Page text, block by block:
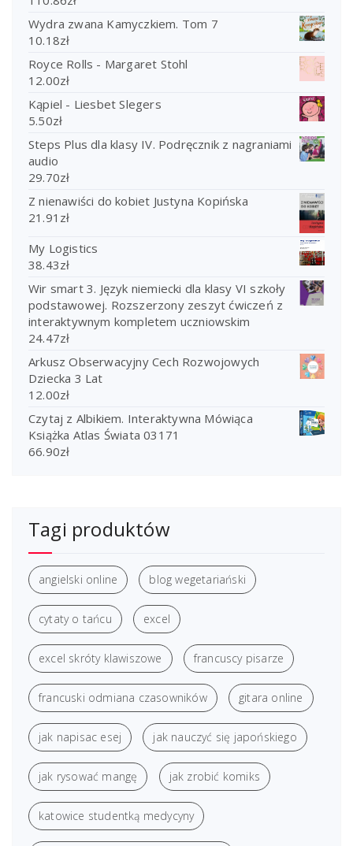
Wydra zwana Kamyczkiem. Tom 7
10.18zł
Royce Rolls - Margaret Stohl
12.00zł
Kąpiel - Liesbet Slegers
5.50zł
Steps Plus dla klasy IV. Podręcznik z nagraniami
audio
29.70zł
Z nienawiści do kobiet Justyna Kopińska
21.91 zł
My Logistics
38.43zł
Wir smart 3. Język niemiecki dla klasy VI szkoły
podstawowej. Rozszerzony zeszyt ćwiczeń z
interaktywnym kompletem uczniowskim
24.47zł
Arkusz Obserwacyjny Cech Rozwojowych
Dziecka 3 Lat
12.00zł
Czytaj z Albikiem. Interaktywna Mówiąca
Książka Atlas Świata 03171
66.90zł
Tagi produktów
angielski online blog wegetariański
cytaty o tańcu excel
excel skróty klawiszowe francuscy pisarze
francuski odmiana czasowników gitara online
jak napisac esej jak nauczyć się japońskiego
jak rysować mangę jak zrobić komiks
katowice studentką medycyny